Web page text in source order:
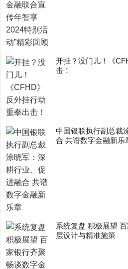
开挂？没门儿！《
击！
中国银联执行副总裁
合 共谱数字金融新乐
系统复盘 积极展望
层设计与精准施策